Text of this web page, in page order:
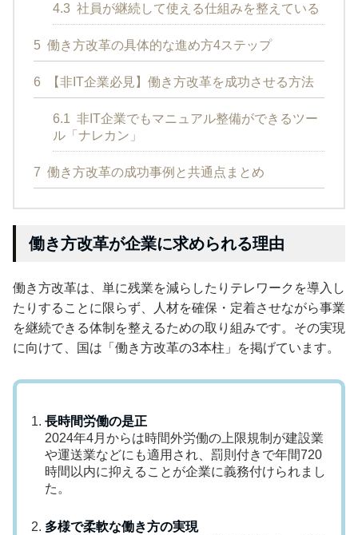
4.3 社員が継続して使える仕組みを整えている
5 働き方改革の具体的な進め方4ステップ
6 【非IT企業必見】働き方改革を成功させる方法
6.1 非IT企業でもマニュアル整備ができるツー
ル「ナレカン」
7 働き方改革の成功事例と共通点まとめ
働き方改革が企業に求められる理由
働き方改革は、単に残業を減らしたりテレワークを導入し
たりすることに限らず、人材を確保・定着させながら事業
を継続できる体制を整えるための取り組みです。その実現
に向けて、国は「働き方改革の3本柱」を掲げています。
長時間労働の是正
2024年4月からは時間外労働の上限規制が建設業
や運送業などにも適用され、罰則付きで年間720
時間以内に抑えることが企業に義務付けられまし
た。
多様で柔軟な働き方の実現